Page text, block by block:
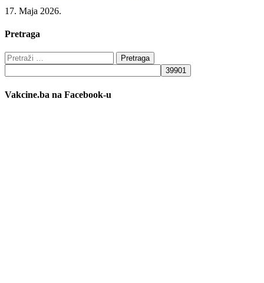
17. Maja 2026.
Pretraga
Pretraga:
Vakcine.ba na Facebook-u